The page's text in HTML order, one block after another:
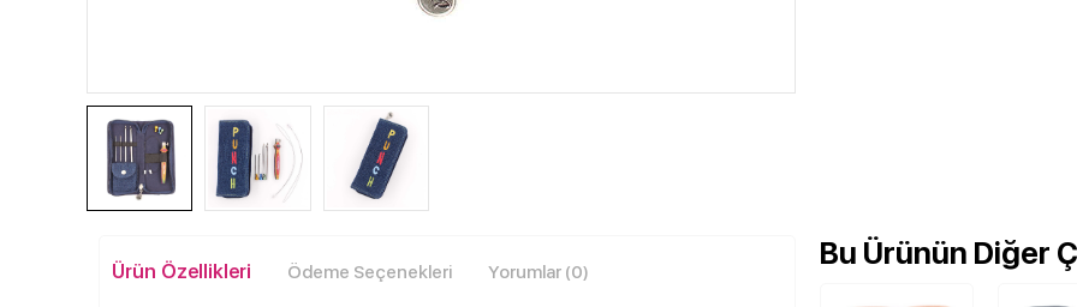
Ürün Özellikleri Ödeme Seçenekleri Yorumlar (0)
Bu Ürünün Diğer